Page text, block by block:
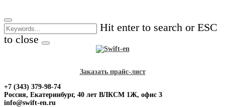
to
content
Hit enter to search or ESC
to close
Заказать прайс-лист
+7 (343) 379-98-74
Россия, Екатеринбург, 40 лет ВЛКСМ 1Ж, офис 3
info@swift-en.ru